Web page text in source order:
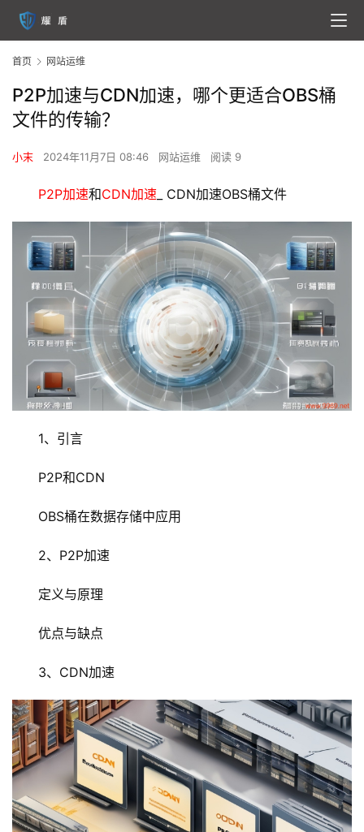
首
页
云
服
务
器
首页 网站运维
P2P加速与CDN加速，哪个更适合OBS桶
文件的传输？
小末 2024年11月7日 08:46 网站运维 阅读 9
P2P加速和CDN加速 _ CDN加速OBS桶文件
1、引言
P2P和CDN
OBS桶在数据存储中应用
2、P2P加速
定义与原理
优点与缺点
3、CDN加速